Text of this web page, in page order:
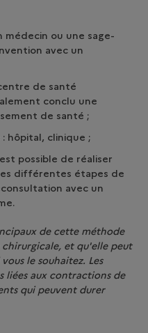
médecin ou une sage-
avec un
de santé
conclu une
de santé ;
hôpital, clinique ;
possible de réaliser
différentes étapes de
avec un
de cette méthode
et qu'elle peut
le souhaitez. Les
liées aux contractions de
qui peuvent durer